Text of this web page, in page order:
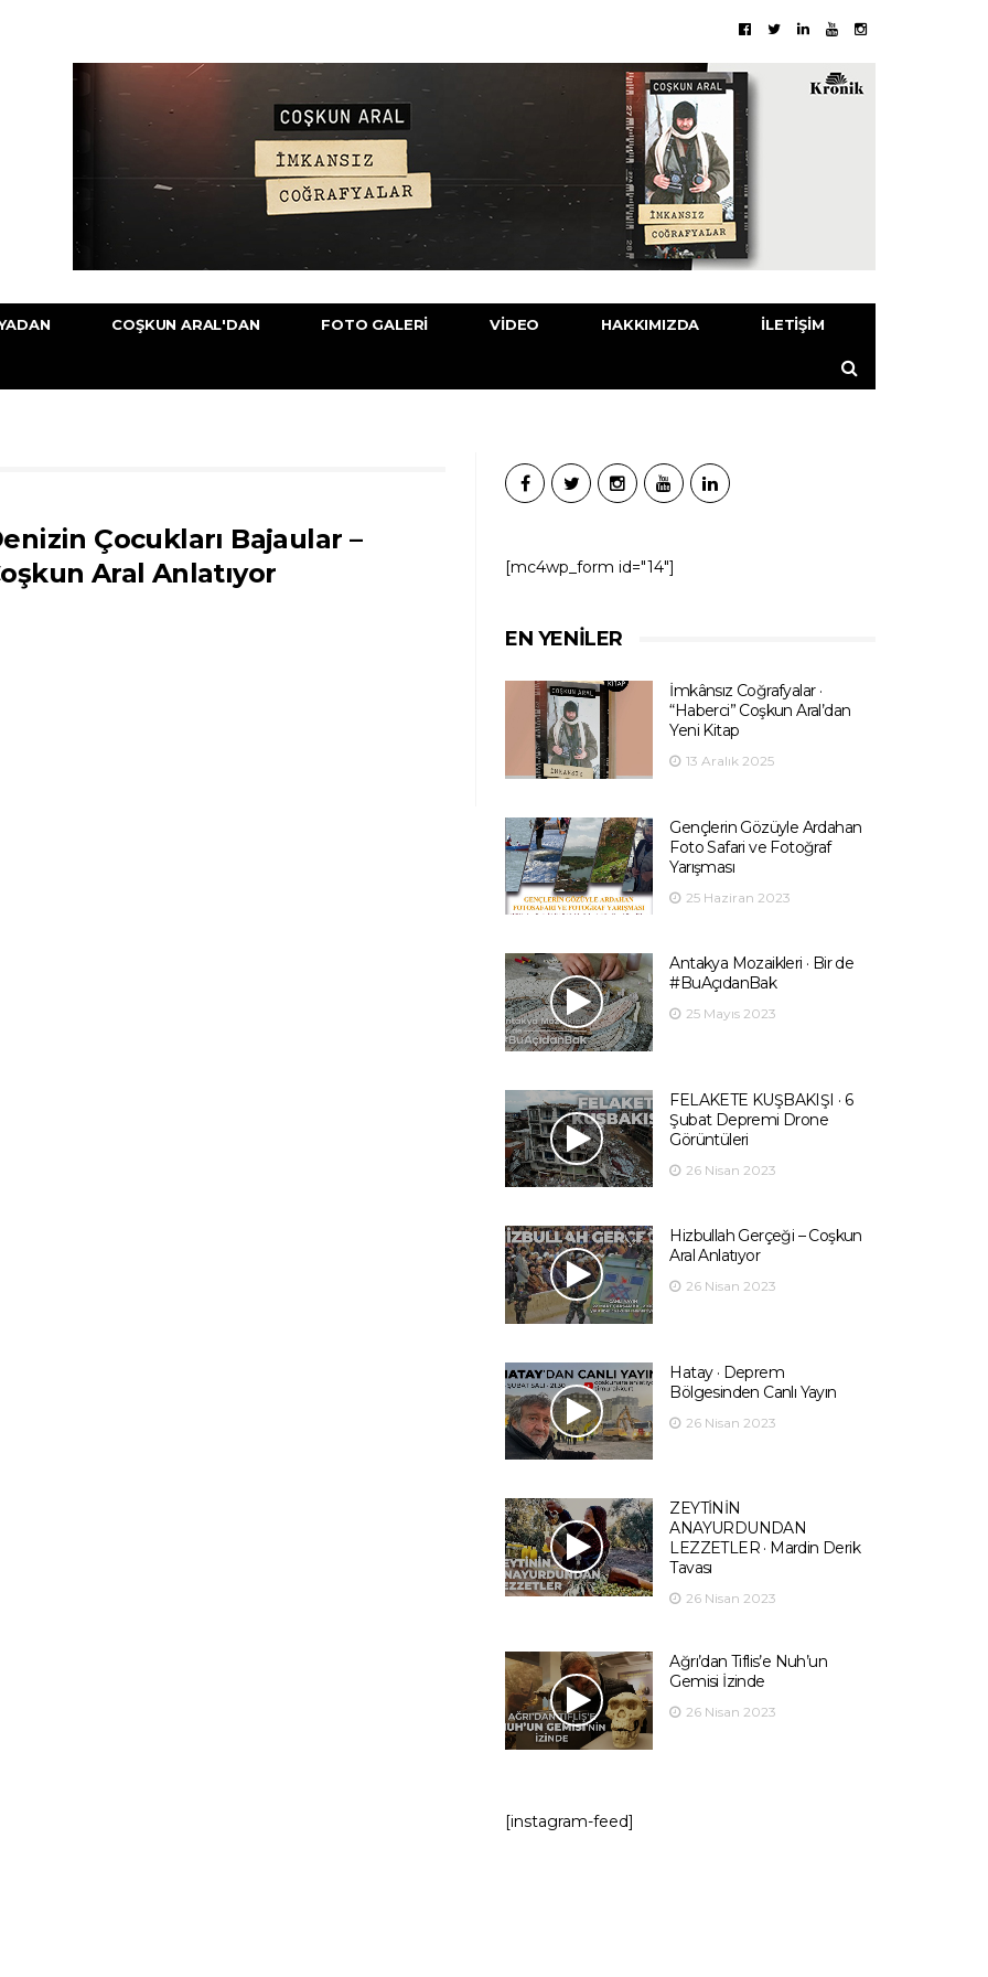
COŞKUN ARAL'DAN FOTO GALERI VIDEO HAKKIMIZDA İLETIŞIM
Çocukları Bajaular –
Aral Anlatıyor
[mc4wp_form id="14"]
EN YENILER
İmkânsız Coğrafyalar ·
“Haberci” Coşkun Aral’dan
Yeni Kitap
13 Aralık 2025
Gençlerin Gözüyle Ardahan
Foto Safari ve Fotoğraf
Yarışması
25 Haziran 2023
Antakya Mozaikleri · Bir de
#BuAçıdanBak
25 Mayıs 2023
FELAKETE KUŞBAKIŞI · 6
Şubat Depremi Drone
Görüntüleri
26 Nisan 2023
Hizbullah Gerçeği – Coşkun
Aral Anlatıyor
26 Nisan 2023
Hatay · Deprem
Bölgesinden Canlı Yayın
26 Nisan 2023
ZEYTİNİN
ANAYURDUNDAN
LEZZETLER · Mardin Derik
Tavası
26 Nisan 2023
Ağrı’dan Tiflis’e Nuh’un
Gemisi İzinde
26 Nisan 2023
[instagram-feed]